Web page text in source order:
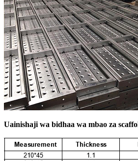
Uainishaji wa bidhaa wa mbao za